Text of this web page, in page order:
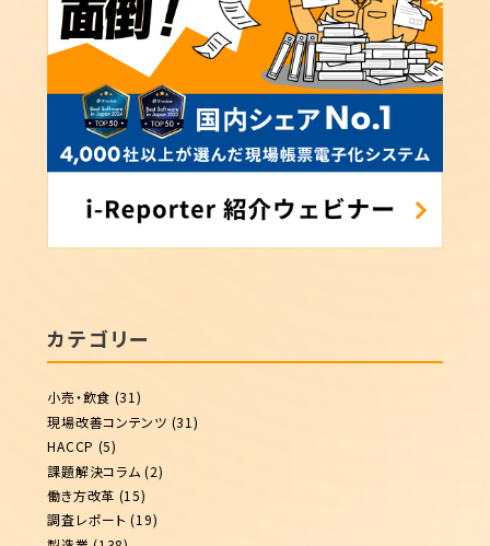
カテゴリー
小売・飲食 (31)
現場改善コンテンツ (31)
HACCP (5)
課題解決コラム (2)
働き方改革 (15)
調査レポート (19)